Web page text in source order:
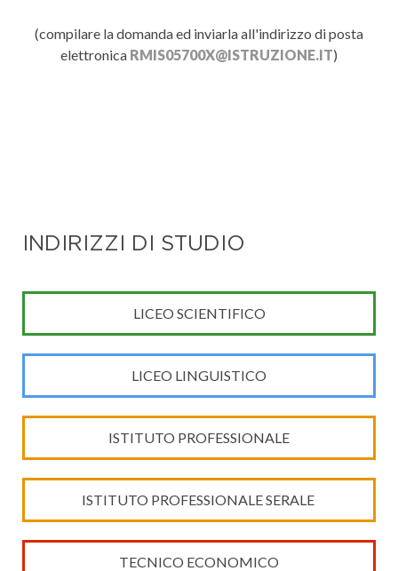
(compilare la domanda ed inviarla all'indirizzo di posta
elettronica RMIS05700X@ISTRUZIONE.IT)
INDIRIZZI DI STUDIO
LICEO SCIENTIFICO
LICEO LINGUISTICO
ISTITUTO PROFESSIONALE
ISTITUTO PROFESSIONALE SERALE
TECNICO ECONOMICO